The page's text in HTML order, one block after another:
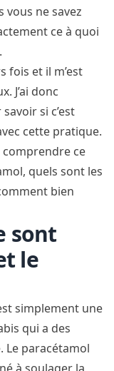
vous ne savez
ce à quoi
fois et il m’est
J’ai donc
si c’est
cette pratique.
comprendre ce
quels sont les
bien
sont
le
simplement une
qui a des
Le paracétamol